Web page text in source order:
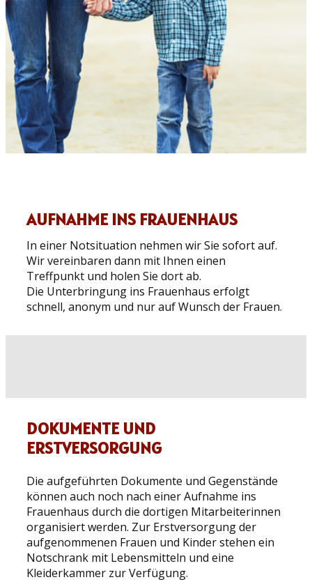
AUFNAHME INS FRAUENHAUS
In einer Notsituation nehmen wir Sie sofort auf.
Wir vereinbaren dann mit Ihnen einen
Treffpunkt und holen Sie dort ab.
Die Unterbringung ins Frauenhaus erfolgt
schnell, anonym und nur auf Wunsch der Frauen.
DOKUMENTE UND
ERSTVERSORGUNG
Die aufgeführten Dokumente und Gegenstände
können auch noch nach einer Aufnahme ins
Frauenhaus durch die dortigen Mitarbeiterinnen
organisiert werden. Zur Erstversorgung der
aufgenommenen Frauen und Kinder stehen ein
Notschrank mit Lebensmitteln und eine
Kleiderkammer zur Verfügung.